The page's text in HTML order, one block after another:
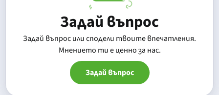
Задай въпрос
Задай въпрос или сподели твоите впечатления.
Mнението ти е ценно за нас.
Задай въпрос